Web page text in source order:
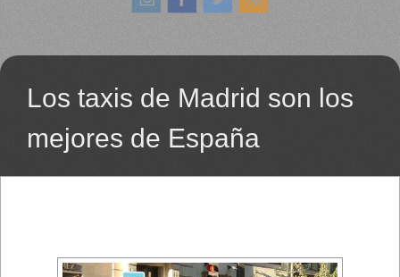
Los taxis de Madrid son los
mejores de España